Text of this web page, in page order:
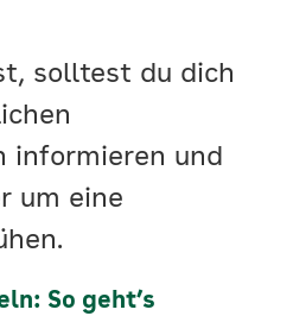
solltest du dich
informieren und
um eine
So geht’s